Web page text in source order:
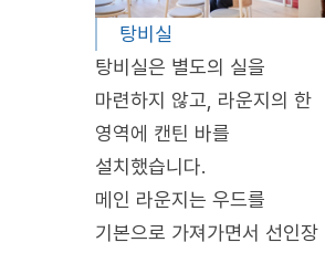
탕비실
탕비실은 별도의 실을
마련하지 않고, 라운지의 한
영역에 캔틴 바를
설치했습니다.
메인 라운지는 우드를
기본으로 가져가면서 선인장